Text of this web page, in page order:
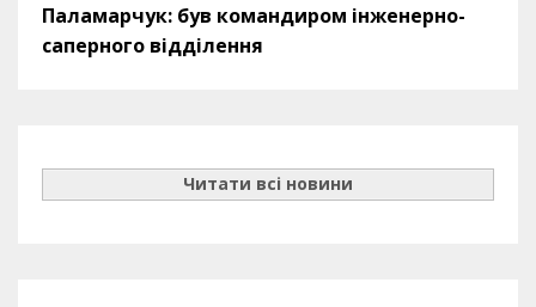
Паламарчук: був командиром інженерно-
саперного відділення
Читати всі новини